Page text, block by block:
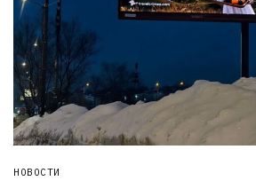
НОВОСТИ